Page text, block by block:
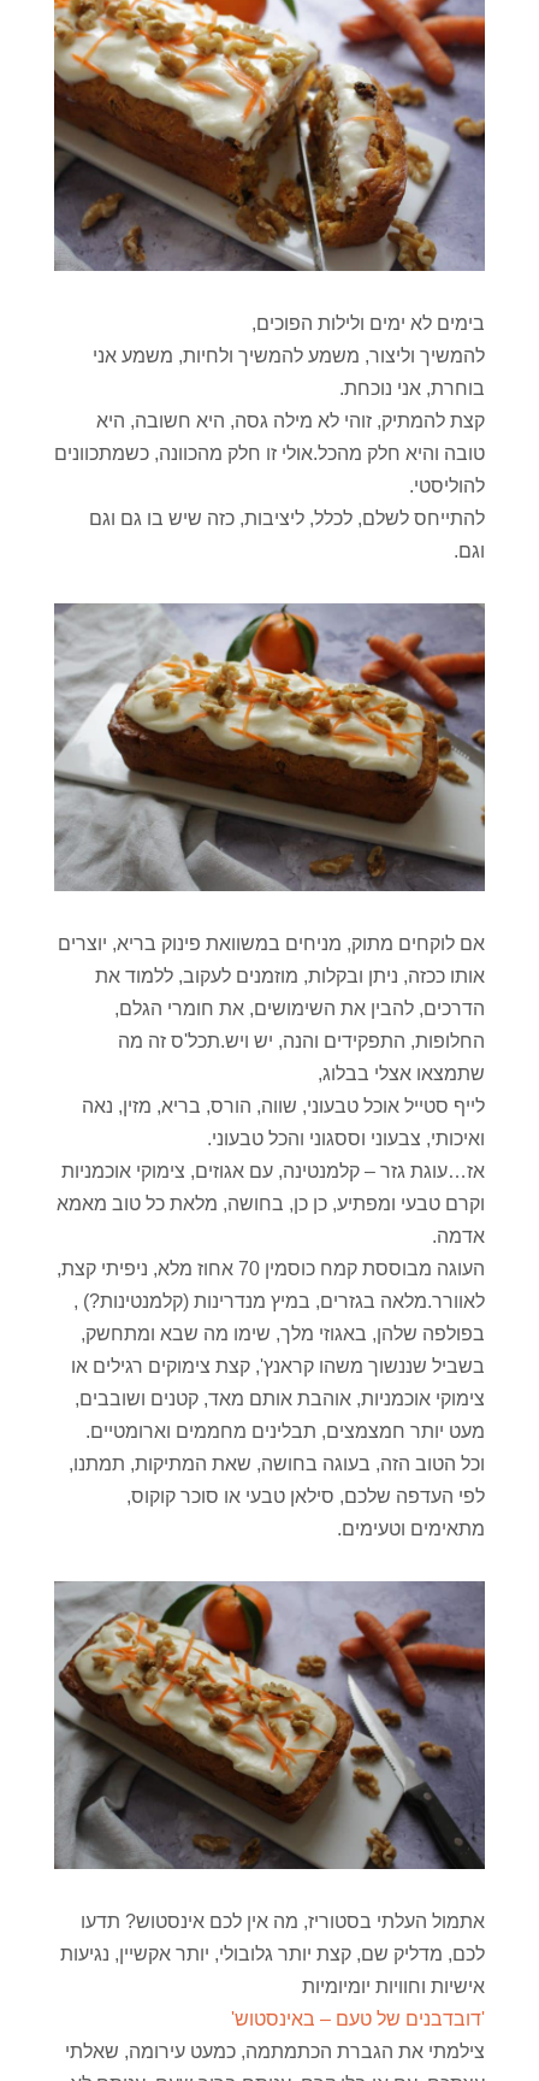
בימים לא ימים ולילות הפוכים,
להמשיך וליצור, משמע להמשיך ולחיות, משמע אני
בוחרת, אני נוכחת.
קצת להמתיק, זוהי לא מילה גסה, היא חשובה, היא
טובה והיא חלק מהכל.אולי זו חלק מהכוונה, כשמתכוונים
להוליסטי.
להתייחס לשלם, לכלל, ליציבות, כזה שיש בו גם וגם
וגם.
אם לוקחים מתוק, מניחים במשוואת פינוק בריא, יוצרים
אותו ככזה, ניתן ובקלות, מוזמנים לעקוב, ללמוד את
הדרכים, להבין את השימושים, את חומרי הגלם,
החלופות, התפקידים והנה, יש ויש.תכל'ס זה מה
שתמצאו אצלי בבלוג,
לייף סטייל אוכל טבעוני, שווה, הורס, בריא, מזין, נאה
ואיכותי, צבעוני וססגוני והכל טבעוני.
אז…עוגת גזר – קלמנטינה, עם אגוזים, צימוקי אוכמניות
וקרם טבעי ומפתיע, כן כן, בחושה, מלאת כל טוב מאמא
אדמה.
העוגה מבוססת קמח כוסמין 70 אחוז מלא, ניפיתי קצת,
לאוורר.מלאה בגזרים, במיץ מנדרינות (קלמנטינות?) ,
בפולפה שלהן, באגוזי מלך, שימו מה שבא ומתחשק,
בשביל שננשוך משהו קראנץ', קצת צימוקים רגילים או
צימוקי אוכמניות, אוהבת אותם מאד, קטנים ושובבים,
מעט יותר חמצמצים, תבלינים מחממים וארומטיים.
וכל הטוב הזה, בעוגה בחושה, שאת המתיקות, תמתנו,
לפי העדפה שלכם, סילאן טבעי או סוכר קוקוס,
מתאימים וטעימים.
אתמול העלתי בסטוריז, מה אין לכם אינסטוש? תדעו
לכם, מדליק שם, קצת יותר גלובולי, יותר אקשיין, נגיעות
אישיות וחוויות יומיומיות
'דובדבנים של טעם – באינסטוש'
צילמתי את הגברת הכתמתמה, כמעט עירומה, שאלתי